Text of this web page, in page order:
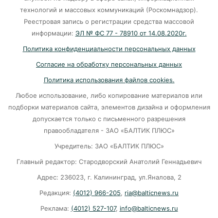
Литва ждёт атак украинских дронов
06-08-2026
Град с кулак: Калининград чудом избежал
удара стихии?
06-08-2026
20 рублей за кг на логистику: из‑за чего
растут цены в Калининграде?
06-08-2026
В МИД рассказали о перспективах и
длительности СВО
06-08-2026
технологий и массовых коммуникаций (Роскомнадзор).
Реестровая запись о регистрации средства массовой
информации: ЭЛ № ФС 77 - 78910 от 14.08.2020г.
Политика конфиденциальности персональных данных
Согласие на обработку персональных данных
Политика использования файлов cookies.
Любое использование, либо копирование материалов или
подборки материалов сайта, элементов дизайна и оформления
допускается только с письменного разрешения
правообладателя - ЗАО «БАЛТИК ПЛЮС»
Учредитель: ЗАО «БАЛТИК ПЛЮС»
Главный редактор: Стародворский Анатолий Геннадьевич
Адрес: 236023, г. Калининград, ул.Яналова, 2
Редакция: (4012) 966-205, ria@balticnews.ru
Реклама: (4012) 527-107, info@balticnews.ru